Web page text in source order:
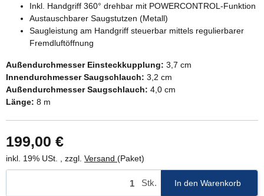
Inkl. Handgriff 360° drehbar mit POWERCONTROL-Funktion
Austauschbarer Saugstutzen (Metall)
Saugleistung am Handgriff steuerbar mittels regulierbarer
Fremdluftöffnung
Außendurchmesser Einsteckkupplung: 3,7 cm
Innendurchmesser Saugschlauch: 3,2 cm
Außendurchmesser Saugschlauch: 4,0 cm
Länge: 8 m
199,00 €
inkl. 19% USt. , zzgl. Versand (Paket)
Stk. In den Warenkorb